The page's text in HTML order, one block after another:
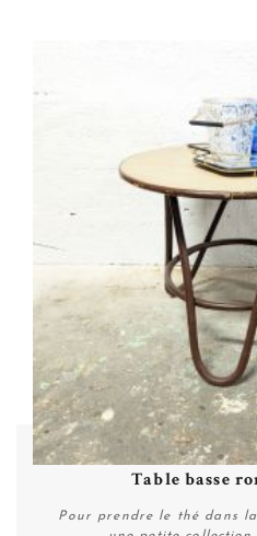
Table basse
Pour prendre le thé dans